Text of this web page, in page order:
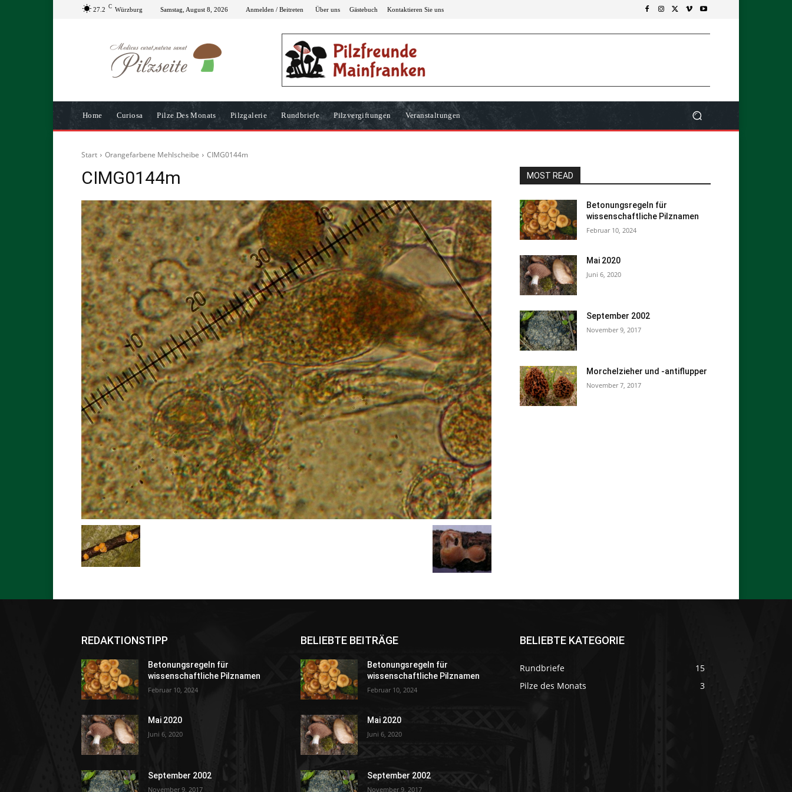
27.2 C Würzburg Samstag, August 8, 2026 Anmelden / Beitreten Über uns Gästebuch Kontaktieren Sie uns
Home Curiosa Pilze Des Monats Pilzgalerie Rundbriefe Pilzvergiftungen Veranstaltungen
Start Orangefarbene Mehlscheibe CIMG0144m
CIMG0144m MOST READ
Betonungsregeln für
wissenschaftliche Pilznamen
Februar 10, 2024
Mai 2020
Juni 6, 2020
September 2002
November 9, 2017
Morchelzieher und -antiflupper
November 7, 2017
REDAKTIONSTIPP
Betonungsregeln für
wissenschaftliche Pilznamen
Februar 10, 2024
Mai 2020
Juni 6, 2020
September 2002
November 9, 2017
BELIEBTE BEITRÄGE
Betonungsregeln für
wissenschaftliche Pilznamen
Februar 10, 2024
Mai 2020
Juni 6, 2020
September 2002
November 9, 2017
BELIEBTE KATEGORIE
Rundbriefe
15
Pilze des Monats
3